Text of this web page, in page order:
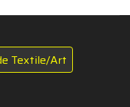
Textile/Art